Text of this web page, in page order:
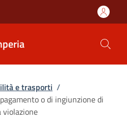
e trasporti /
o di ingiunzione di
violazione